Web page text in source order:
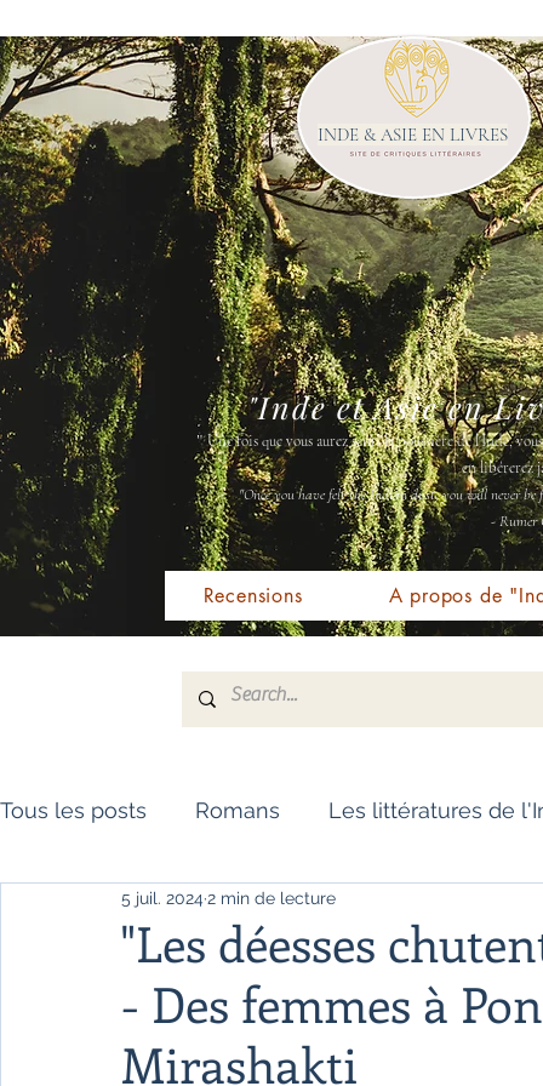
INDE & ASIE EN LIVRES
"Une fois que vous aurez senti la poussière de l'Inde,
en libérerez
"Once you have felt the Indian dust, you will never be
- Rumer
"Inde et Asie en
Recensions A propos de
Tous les posts Romans Les littératures de
Livres de référence Dictionnaire
Témoignages / Récits Romans jeunesse
"Les déesses
- Des femmes à
Mirashakti
5 juil. 2024 2 min de lecture